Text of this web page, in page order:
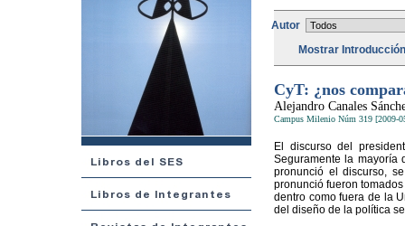
Autor
Mostrar
CyT: ¿nos
Alejandro Canales
Campus Milenio Núm 319 [2009-
El discurso del
Seguramente la mayoría
pronunció el discurso,
pronunció fueron
dentro como fuera de la
del diseño de la política